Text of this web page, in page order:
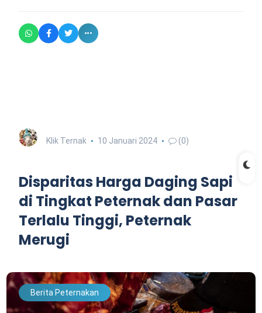
Klik Ternak 10 Januari 2024 (0)
Disparitas Harga Daging Sapi
di Tingkat Peternak dan Pasar
Terlalu Tinggi, Peternak
Merugi
Berita Peternakan